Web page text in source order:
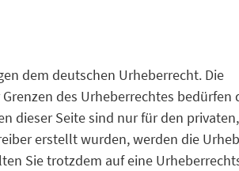
dem deutschen Urheberrecht. Die
des Urheberrechtes bedürfen
dieser Seite sind nur für den
erstellt wurden, werden die
Sie trotzdem auf eine